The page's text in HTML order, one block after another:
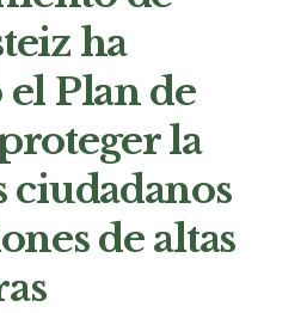
ha
Plan de
la
ciudadanos
de altas